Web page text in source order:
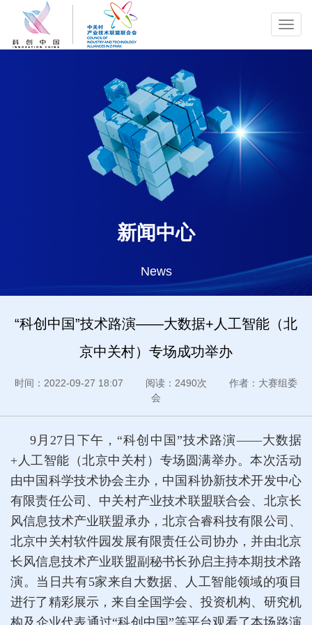
新闻中心
News
“科创中国”技术路演——大数据+人工智能（北
京中关村）专场成功举办
时间：2022-09-27 18:07 阅读：2490次 作者：大赛组委
会
9月27日下午，“科创中国”技术路演——大数据
+人工智能（北京中关村）专场圆满举办。本次活动
由中国科学技术协会主办，中国科协新技术开发中心
有限责任公司、中关村产业技术联盟联合会、北京长
风信息技术产业联盟承办，北京合睿科技有限公司、
北京中关村软件园发展有限责任公司协办，并由北京
长风信息技术产业联盟副秘书长孙启主持本期技术路
演。当日共有5家来自大数据、人工智能领域的项目
进行了精彩展示，来自全国学会、投资机构、研究机
构及企业代表通过“科创中国”等平台观看了本场路演